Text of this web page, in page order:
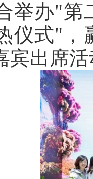
举办"第
仪式"，
宾出席